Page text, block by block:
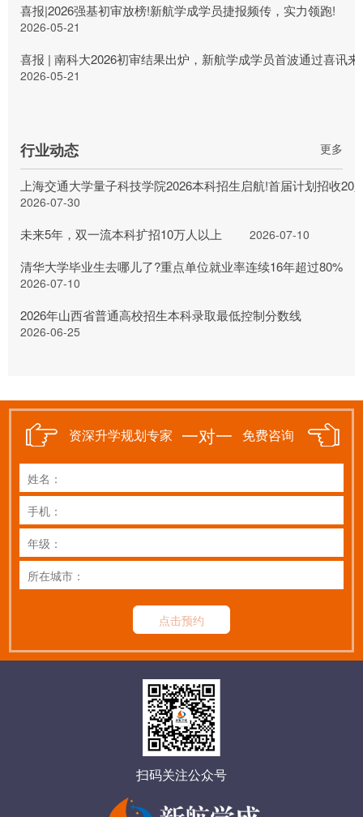
喜报|2026强基初审放榜!新航学成学员捷报频传，实力领跑!
2026-05-21
喜报 | 南科大2026初审结果出炉，新航学成学员首波通过喜讯来
2026-05-21
行业动态 更多
上海交通大学量子科技学院2026本科招生启航!首届计划招收20
2026-07-30
未来5年，双一流本科扩招10万人以上 2026-07-10
清华大学毕业生去哪儿了?重点单位就业率连续16年超过80%
2026-07-10
2026年山西省普通高校招生本科录取最低控制分数线
2026-06-25
资深升学规划专家 一对一 免费咨询
点击预约
扫码关注公众号